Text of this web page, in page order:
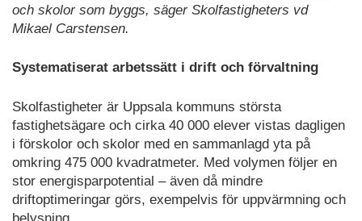
och skolor som byggs, säger Skolfastigheters vd
Mikael Carstensen.
Systematiserat arbetssätt i drift och förvaltning
Skolfastigheter är Uppsala kommuns största
fastighetsägare och cirka 40 000 elever vistas dagligen
i förskolor och skolor med en sammanlagd yta på
omkring 475 000 kvadratmeter. Med volymen följer en
stor energisparpotential – även då mindre
driftoptimeringar görs, exempelvis för uppvärmning och